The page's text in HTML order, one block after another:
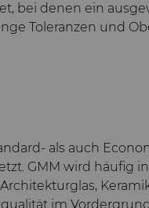
bei denen ein
Toleranzen und
als auch
GMM wird häufig
im